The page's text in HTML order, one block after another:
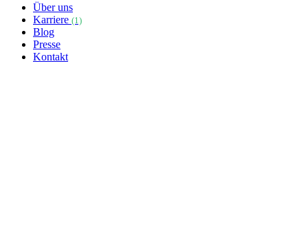
Über uns
Karriere (1)
Blog
Presse
Kontakt